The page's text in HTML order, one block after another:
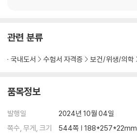
1 뼈대계통의 기능 60
3 뼈의 분류 60
1 개요 62
2 낱개머리뼈 64
관련 분류
국내도서 수험서 자격증 보건/위생/의학
품목정보
발행일
2024년 10월 04일
쪽수, 무게, 크기
544쪽 | 188*257*22mm